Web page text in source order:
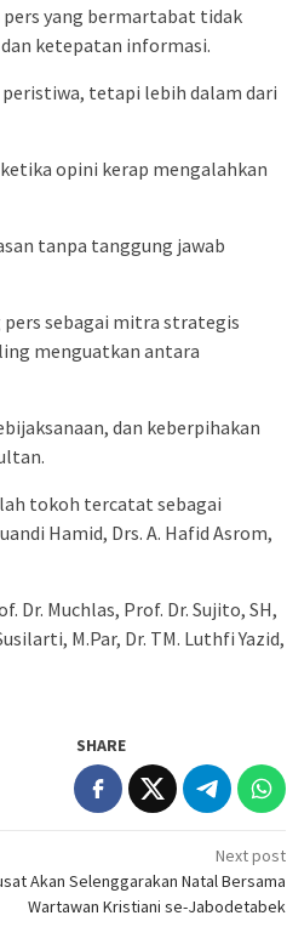
pers yang bermartabat tidak
ketepatan informasi.
tetapi lebih dalam dari
opini kerap mengalahkan
tanpa tanggung jawab
pers sebagai mitra strategis
menguatkan antara
dan keberpihakan
tokoh tercatat sebagai
Hamid, Drs. A. Hafid Asrom,
Dr. Muchlas, Prof. Dr. Sujito, SH,
M.Par, Dr. TM. Luthfi Yazid,
SHARE
Next post
Akan Selenggarakan Natal Bersama
Wartawan Kristiani se-Jabodetabek